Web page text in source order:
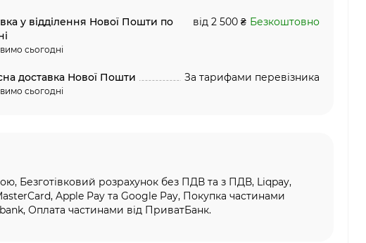
у відділення Нової Пошти по
сьогодні
від 2 500 ₴ Безкоштовно
доставка Нової Пошти
сьогодні
За тарифами перевізника
Безготівковий розрахунок без ПДВ та з ПДВ, Liqpay,
Apple Pay та Google Pay, Покупка частинами
Оплата частинами від ПриватБанк.